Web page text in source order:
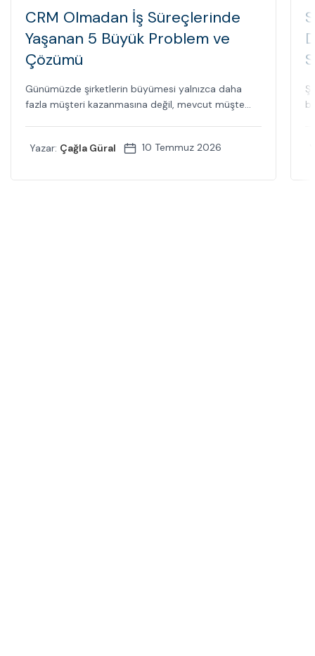
CRM Olmadan İş Süreçlerinde
Yaşanan 5 Büyük Problem ve
Çözümü
Günümüzde şirketlerin büyümesi yalnızca daha
fazla müşteri kazanmasına değil, mevcut müşte...
Yazar: Çağla Güral 10 Temmuz 2026